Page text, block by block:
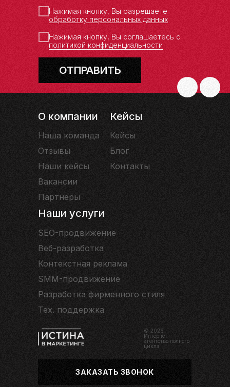
Нажимая кнопку, Вы разрешаете
обработку персональных данных
Нажимая кнопку, Вы соглашаетесь с
политикой конфиденциальности
ОТПРАВИТЬ
© 2026
Интернет-
агентство полного
цикла
О компании
Наши услуги
Кейсы
ЗАКАЗАТЬ ЗВОНОК
Наша команда Кейсы
SEO-продвижение
SMM-продвижение
Отзывы Блог
Веб-разработка
Разработка фирменного стиля
Вакансии
Наши кейсы
Партнеры
Контакты
Контекстная реклама
Тех. поддержка